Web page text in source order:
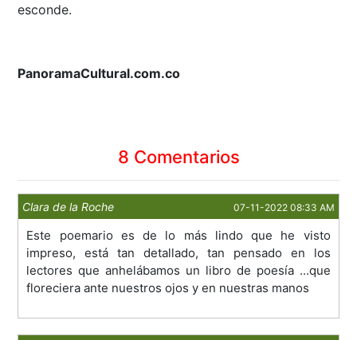
esconde.
PanoramaCultural.com.co
8 Comentarios
Clara de la Roche 07-11-2022 08:33 AM
Este poemario es de lo más lindo que he visto
impreso, está tan detallado, tan pensado en los
lectores que anhelábamos un libro de poesía ...que
floreciera ante nuestros ojos y en nuestras manos